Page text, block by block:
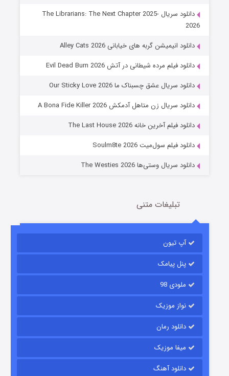
عملیات آپارتمان
قسمت2 (زیرنویس) منتشر شد
مردگان متحرک: شهر مرده ۳
قسمت
دانلود سریال The Librarians: The Next Chapter 2025-
2026
دانلود انیمیشن گربه های خیابانی Alley Cats 2026
دانلود فیلم مرده شیطانی در آتش Evil Dead Burn 2026
دانلود سریال عشق چسبناک ما Our Sticky Love 2026
دانلود سریال زن متاهل آدمکش A Bona Fide Killer 2026
دانلود فیلم آخرین خانه The Last House 2026
دانلود فیلم سول‌میت Soulm8te 2026
دانلود سریال وستی‌ها The Westies 2026
تبلیغات متنی
آپ تیون
پنل پیامک
ملودی 98
نواز موزیک
دانلود رمان
میفا موزیک
دانلود آهنگ